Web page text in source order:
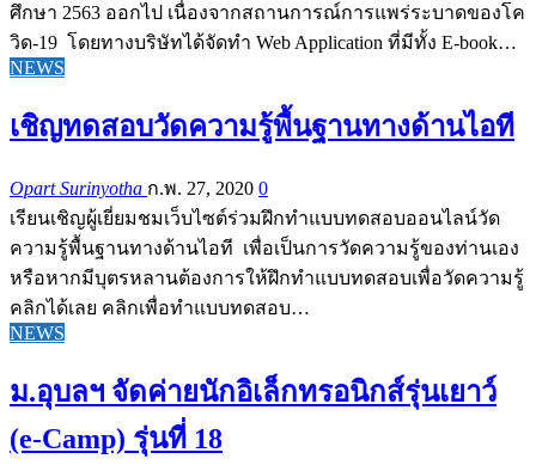
ศึกษา 2563 ออกไป เนื่องจากสถานการณ์การแพร่ระบาดของโค
วิด-19 โดยทางบริษัทได้จัดทำ Web Application ที่มีทั้ง E-book…
NEWS
เชิญทดสอบวัดความรู้พื้นฐานทางด้านไอที
Opart Surinyotha ก.พ. 27, 2020 0
เรียนเชิญผู้เยี่ยมชมเว็บไซต์ร่วมฝึกทำแบบทดสอบออนไลน์วัด
ความรู้พื้นฐานทางด้านไอที เพื่อเป็นการวัดความรู้ของท่านเอง
หรือหากมีบุตรหลานต้องการให้ฝึกทำแบบทดสอบเพื่อวัดความรู้
คลิกได้เลย คลิกเพื่อทำแบบทดสอบ…
NEWS
ม.อุบลฯ จัดค่ายนักอิเล็กทรอนิกส์รุ่นเยาว์
(e-Camp) รุ่นที่ 18